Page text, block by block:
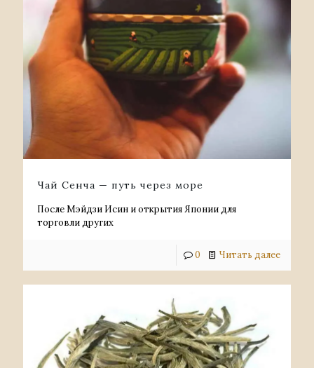
Чай Сенча — путь через море
После Мэйдзи Исин и открытия Японии для
торговли других
0 Читать далее